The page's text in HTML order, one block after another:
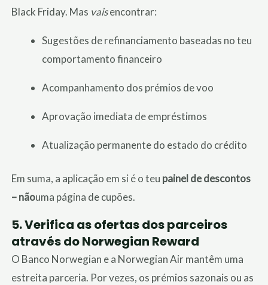
Black Friday. Mas vaisencontrar:
Sugestões de refinanciamento baseadas no teu
comportamento financeiro
Acompanhamento dos prémios de voo
Aprovação imediata de empréstimos
Atualização permanente do estado do crédito
Em suma, a aplicação em si é o teu painel de descontos
– nãouma página de cupões.
5.Verifica as ofertas dos parceiros
através do Norwegian Reward
O Banco Norwegian e a Norwegian Air mantêm uma
estreita parceria. Por vezes, os prémios sazonais ou as